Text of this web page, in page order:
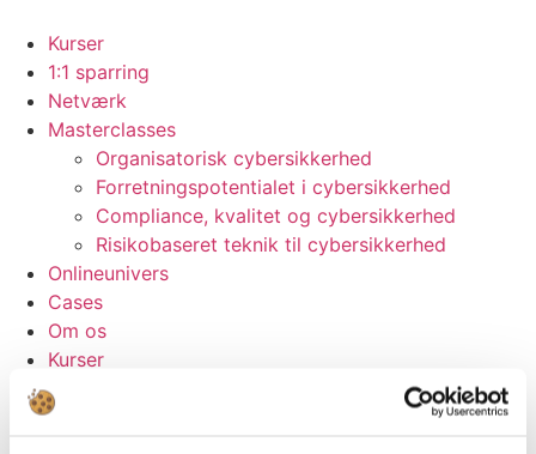
indhold
Kurser
1:1 sparring
Netværk
Masterclasses
Organisatorisk cybersikkerhed
Forretningspotentialet i cybersikkerhed
Compliance, kvalitet og cybersikkerhed
Risikobaseret teknik til cybersikkerhed
Onlineunivers
Cases
Om os
Kurser
1:1 sparring
Netværk